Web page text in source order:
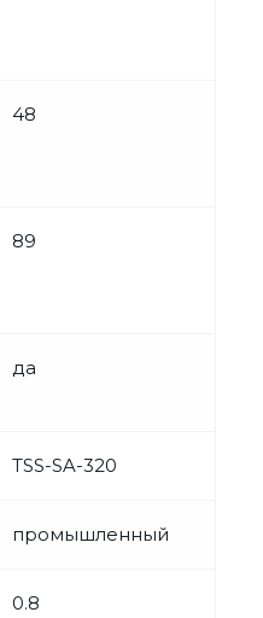
48
89
да
TSS-SA-320
промышленный
0.8